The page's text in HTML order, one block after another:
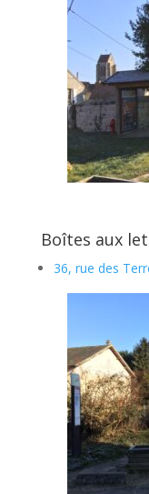
Boîtes aux
36, rue des